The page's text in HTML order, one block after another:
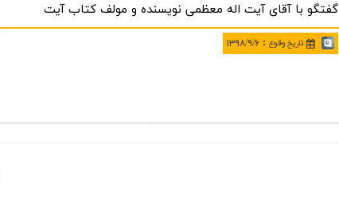
گفتگو با آقای آیت اله معظمی نویسنده و مولف كتاب آیت
تاريخ وقوع :۱۳۹۸/۹/۶